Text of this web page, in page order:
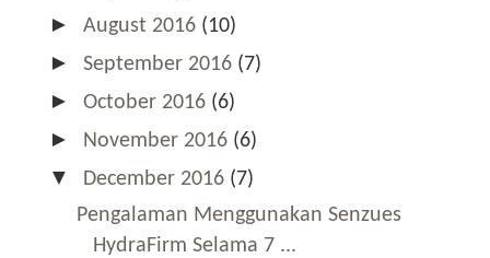
► August 2016 (10)
► September 2016 (7)
► October 2016 (6)
► November 2016 (6)
▼ December 2016 (7)
Pengalaman Menggunakan Senzues
HydraFirm Selama 7 ...